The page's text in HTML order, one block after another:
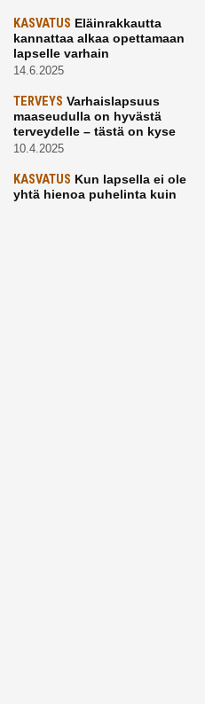
KASVATUS Eläinrakkautta
kannattaa alkaa opettamaan
lapselle varhain
14.6.2025
TERVEYS Varhaislapsuus
maaseudulla on hyvästä
terveydelle – tästä on kyse
10.4.2025
KASVATUS Kun lapsella ei ole
yhtä hienoa puhelinta kuin